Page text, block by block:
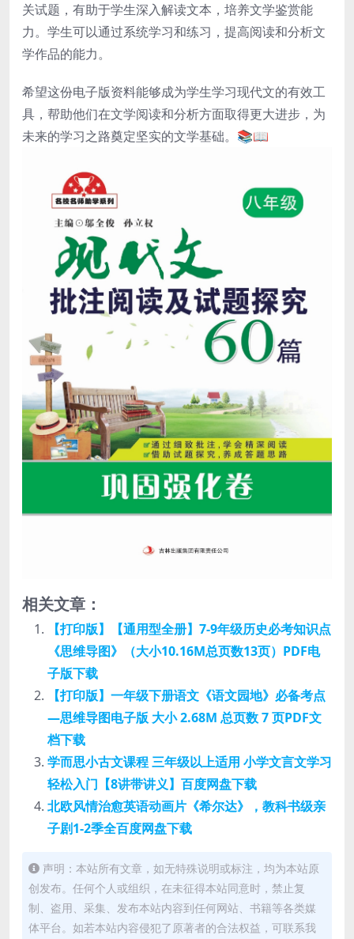
关试题，有助于学生深入解读文本，培养文学鉴赏能
力。学生可以通过系统学习和练习，提高阅读和分析文
学作品的能力。
希望这份电子版资料能够成为学生学习现代文的有效工
具，帮助他们在文学阅读和分析方面取得更大进步，为
未来的学习之路奠定坚实的文学基础。📚📖
相关文章：
【打印版】【通用型全册】7-9年级历史必考知识点
《思维导图》（大小10.16M总页数13页）PDF电
子版下载
【打印版】一年级下册语文《语文园地》必备考点
—思维导图电子版 大小 2.68M 总页数 7 页PDF文
档下载
学而思小古文课程 三年级以上适用 小学文言文学习
轻松入门【8讲带讲义】百度网盘下载
北欧风情治愈英语动画片《希尔达》，教科书级亲
子剧1-2季全百度网盘下载
声明：本站所有文章，如无特殊说明或标注，均为本站原
创发布。任何个人或组织，在未征得本站同意时，禁止复
制、盗用、采集、发布本站内容到任何网站、书籍等各类媒
体平台。如若本站内容侵犯了原著者的合法权益，可联系我